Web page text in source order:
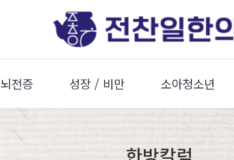
뇌전증 성장 / 비만 소아청소년